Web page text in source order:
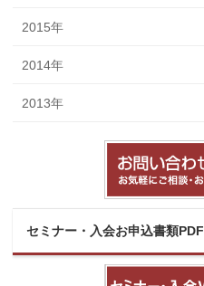
2015年
2014年
2013年
セミナー・入会お申込書類PDF